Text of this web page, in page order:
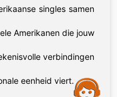
singles samen
Amerikanen die jouw
verbindingen
eenheid viert.